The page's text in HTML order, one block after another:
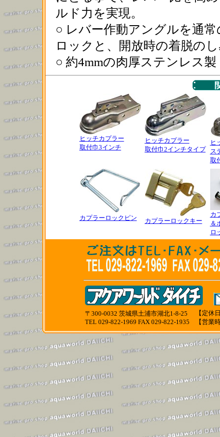
ルド力を実現。
○ レバー作動アングルを通
ロックと、開放時の着脱の
○ 約4mmの肉厚ステンレス製
ヒッチカプラー
取付巾3インチ
ヒッチカプラー
取付巾2インチタイプ
ヒ
ス
取
カプラーロックピン カプラーロックキー
カ
＆
ロ
〒300-0032 茨城県土浦市湖北1-8-25
TEL 029-822-1969 FAX 029-822-1935
【定休
【営業